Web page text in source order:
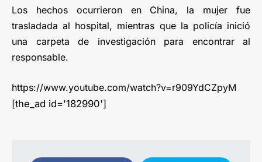
Los hechos ocurrieron en China, la mujer fue
trasladada al hospital, mientras que la policía inició
una carpeta de investigación para encontrar al
responsable.
https://www.youtube.com/watch?v=r909YdCZpyM
[the_ad id='182990']